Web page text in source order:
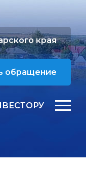
края
обращение